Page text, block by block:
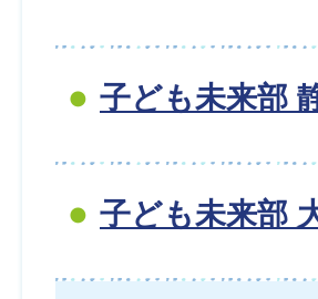
子ども未来部
子ども未来部